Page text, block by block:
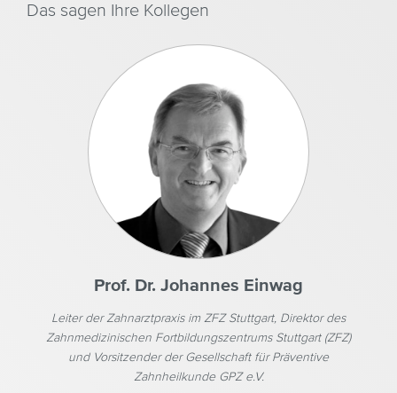
Das sagen Ihre Kollegen
Prof. Dr. Johannes Einwag
Leiter der Zahnarztpraxis im ZFZ Stuttgart, Direktor des
Zahnmedizinischen Fortbildungszentrums Stuttgart (ZFZ)
und Vorsitzender der Gesellschaft für Präventive
Zahnheilkunde GPZ e.V.